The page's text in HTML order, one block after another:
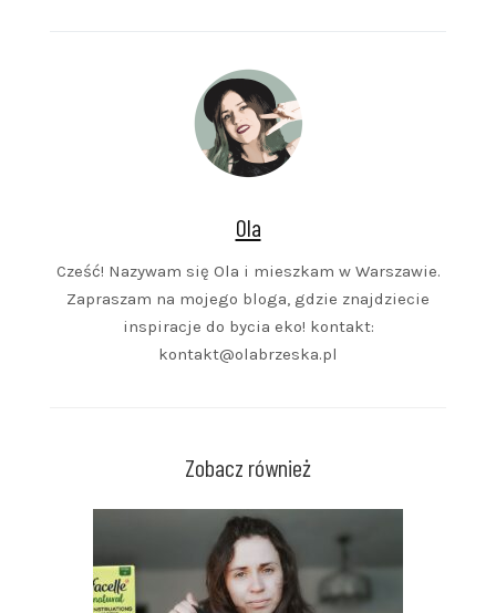
Ola
Cześć! Nazywam się Ola i mieszkam w Warszawie.
Zapraszam na mojego bloga, gdzie znajdziecie
inspiracje do bycia eko! kontakt:
kontakt@olabrzeska.pl
Zobacz również